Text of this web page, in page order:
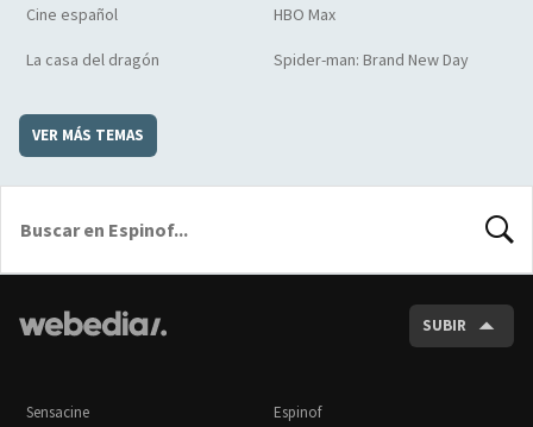
Cine español HBO Max
La casa del dragón Spider-man: Brand New Day
VER MÁS TEMAS
SUBIR
Sensacine Espinof